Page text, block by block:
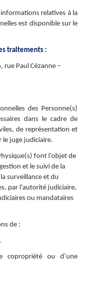
relatives à la
est disponible sur le
traitements :
rue Paul Cézanne –
des Personne(s)
dans le cadre de
de représentation et
le juge judiciaire.
font l’objet de
et le suivi de la
surveillance et du
par l’autorité judiciaire,
ou mandataires
de :
copropriété ou d’une